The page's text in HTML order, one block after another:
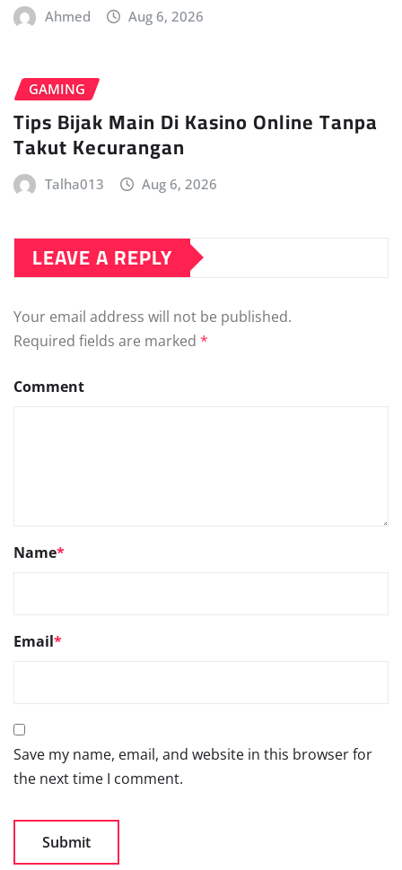
Ahmed Aug 6, 2026
GAMING
Tips Bijak Main Di Kasino Online Tanpa
Takut Kecurangan
Talha013 Aug 6, 2026
LEAVE A REPLY
Your email address will not be published.
Required fields are marked *
Comment
Name*
Email*
Save my name, email, and website in this browser for
the next time I comment.